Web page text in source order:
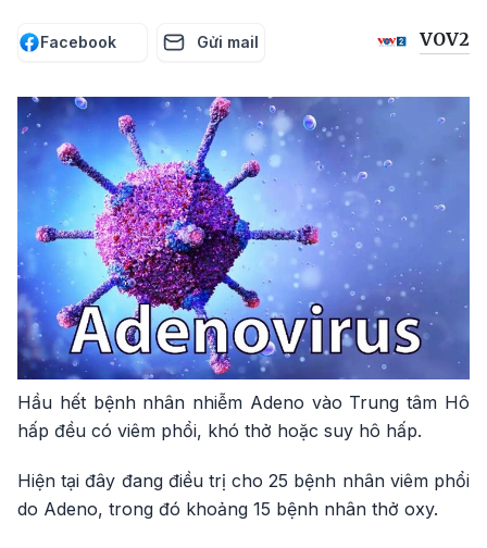
Facebook Gửi mail VOV2
Hầu hết bệnh nhân nhiễm Adeno vào Trung tâm Hô
hấp đều có viêm phổi, khó thở hoặc suy hô hấp.
Hiện tại đây đang điều trị cho 25 bệnh nhân viêm phổi
do Adeno, trong đó khoảng 15 bệnh nhân thở oxy.